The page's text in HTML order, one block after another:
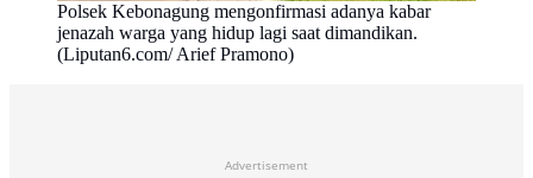
Polsek Kebonagung mengonfirmasi adanya kabar
jenazah warga yang hidup lagi saat dimandikan.
(Liputan6.com/ Arief Pramono)
Advertisement